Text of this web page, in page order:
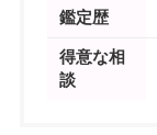
鑑定歴
得意な相
談